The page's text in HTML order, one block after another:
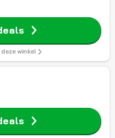
deze winkel